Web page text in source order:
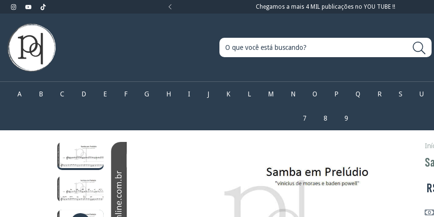
Faça o seu pedido pelo What'sApp Chegamos a mais 4 MIL publicações no YOU TUBE !!
A B C D E F G H I J K L M N O P Q R S U
7 8 9